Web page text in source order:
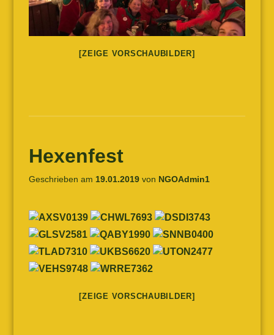
[ZEIGE VORSCHAUBILDER]
Hexenfest
Geschrieben am 19.01.2019von NGOAdmin1
[ZEIGE VORSCHAUBILDER]